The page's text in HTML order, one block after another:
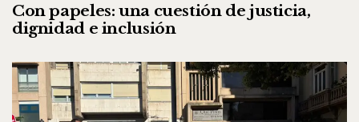
Con papeles: una cuestión de justicia,
dignidad e inclusión